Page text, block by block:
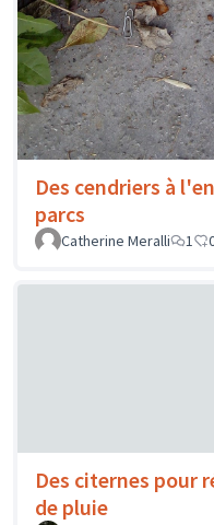
Des cendriers à
parcs
Catherine Meralli
1
Des citernes pour
de pluie